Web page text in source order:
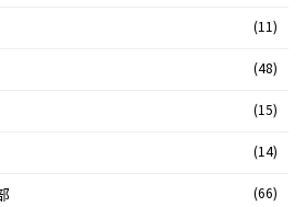
(11)
(48)
(15)
(14)
(66)